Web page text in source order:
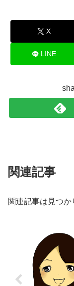
X
LINE
関連記事
関連記事は見つか